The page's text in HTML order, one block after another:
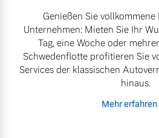
Genießen Sie
Unternehmen: Mieten Sie Ihr
Tag, eine Woche oder
Schwedenflotte profitieren Sie
Services der klassischen
hinaus.
Mehr erfahren